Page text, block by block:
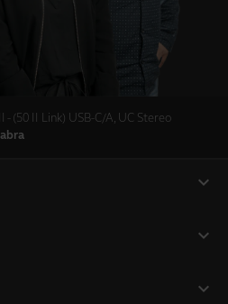
- (50 II Link) USB-C/A, UC Stereo
expand_more
expand_more
expand_more